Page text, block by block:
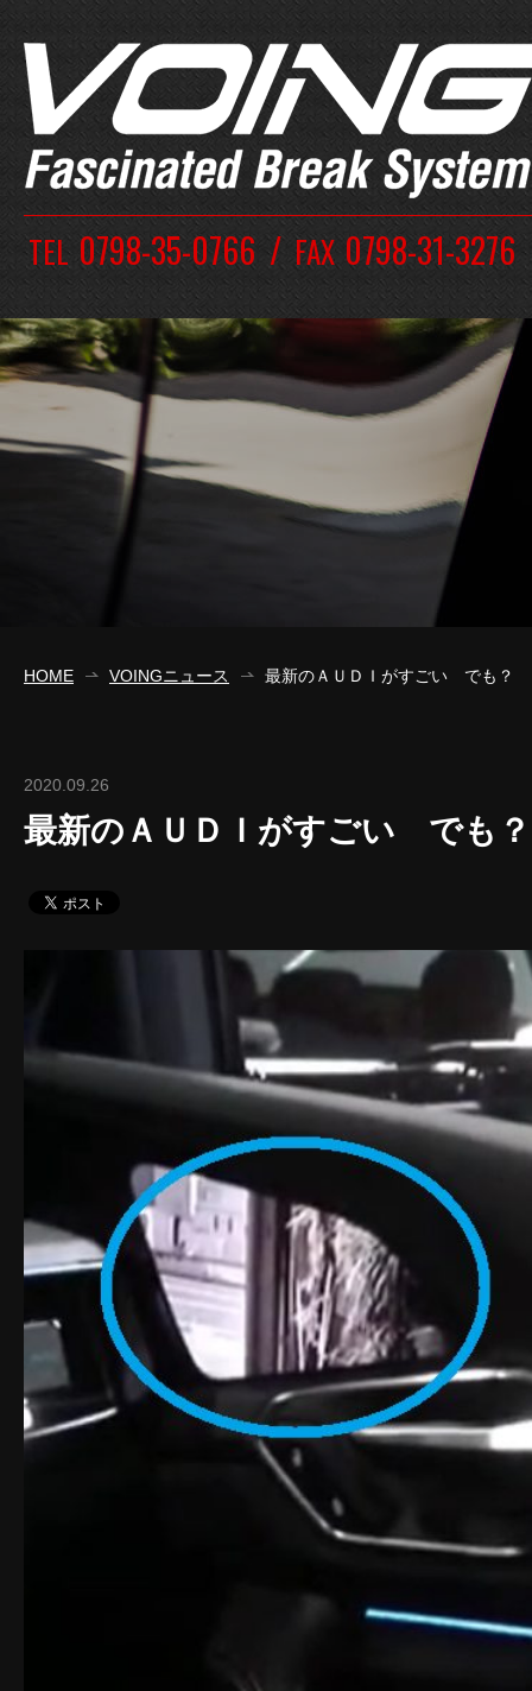
TEL 0798-35-0766 FAX 0798-31-3276
HOME VOINGニュース 最新のＡＵＤＩがすごい でも？
2020.09.26
最新のＡＵＤＩがすごい でも？